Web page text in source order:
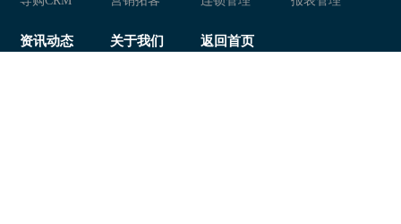
资讯动态 关于我们 返回首页